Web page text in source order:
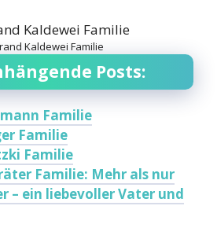
Kaldewei Familie
Posts:
Familie
Familie
Familie
Familie: Mehr als nur
– ein liebevoller Vater und